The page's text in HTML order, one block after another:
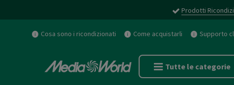
Prodotti
Cosa sono i ricondizionati Come acquistarli Supporto
Tutte le categorie